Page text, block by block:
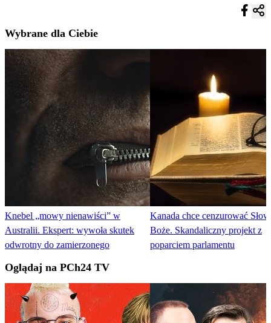
Wybrane dla Ciebie
Knebel „mowy nienawiści” w
Australii. Ekspert: wywoła skutek
odwrotny do zamierzonego
Kanada chce cenzurować
Boże. Skandaliczny projekt z
poparciem parlamentu
Oglądaj na PCh24 TV